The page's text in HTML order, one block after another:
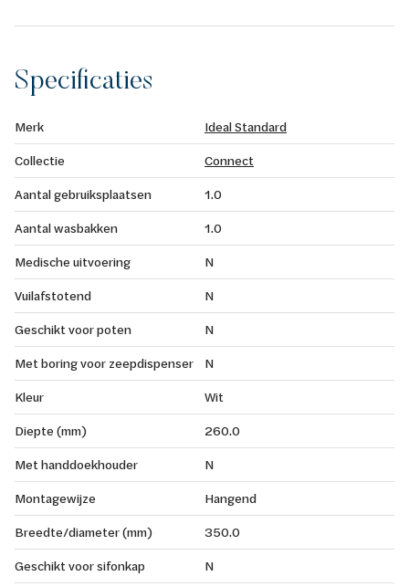
Specificaties
Merk
Ideal Standard
Collectie
Connect
Aantal gebruiksplaatsen
1.0
Aantal wasbakken
1.0
Medische uitvoering
N
Vuilafstotend
N
Geschikt voor poten
N
Met boring voor zeepdispenser
N
Kleur
Wit
Diepte (mm)
260.0
Met handdoekhouder
N
Montagewijze
Hangend
Breedte/diameter (mm)
350.0
Geschikt voor sifonkap
N